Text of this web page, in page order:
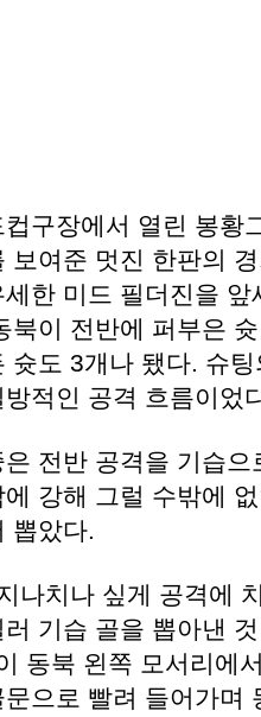
구장에서 열린 봉황
보여준 멋진 한판의
한 미드 필더진을
북이 전반에 퍼부은
슛도 3개나 됐다. 슈
적인 공격 흐름이었
은 전반 공격을 기습
강해 그럴 수밖에
뽑았다.
나치나 싶게 공격에
러 기습 골을 뽑아낸
동북 왼쪽 모서리에
으로 빨려 들어가며